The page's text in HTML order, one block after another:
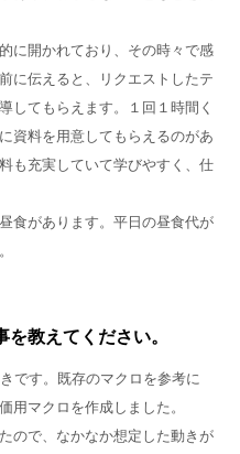
に開かれており、その時々で感
に伝えると、リクエストしたテ
してもらえます。１回１時間く
資料を用意してもらえるのがあ
も充実していて学びやすく、仕
食があります。平日の昼食代が
教えてください。
です。既存のマクロを参考に
用マクロを作成しました。
ので、なかなか想定した動きが